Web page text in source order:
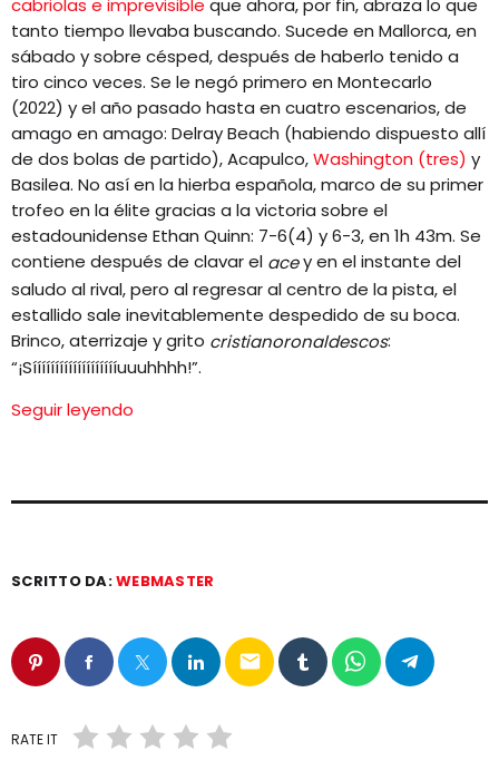
cabriolas e imprevisible que ahora, por fin, abraza lo que
tanto tiempo llevaba buscando. Sucede en Mallorca, en
sábado y sobre césped, después de haberlo tenido a
tiro cinco veces. Se le negó primero en Montecarlo
(2022) y el año pasado hasta en cuatro escenarios, de
amago en amago: Delray Beach (habiendo dispuesto allí
de dos bolas de partido), Acapulco,Washington (tres) y
Basilea. No así en la hierba española, marco de su primer
trofeo en la élite gracias a la victoria sobre el
estadounidense Ethan Quinn: 7-6(4) y 6-3, en 1h 43m. Se
contiene después de clavar el acey en el instante del
saludo al rival, pero al regresar al centro de la pista, el
estallido sale inevitablemente despedido de su boca.
Brinco, aterrizaje y grito cristianoronaldescos:
“¡Síííííííííííííííííííuuuhhhh!”.
Seguir leyendo
SCRITTO DA:WEBMASTER
email
RATE IT